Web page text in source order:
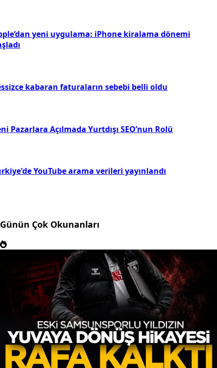
yeni uygulama: iPhone kiralama dönemi
kabaran faturaların sebebi belli oldu
Pazarlara Açılmada Yurtdışı SEO’nun Rolü
YouTube arama verileri yayınlandı
Günün Çok Okunanları